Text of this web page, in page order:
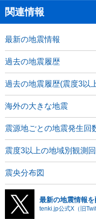
関連情報
最新の地震情報
過去の地震履歴
過去の地震履歴(震度3以
海外の大きな地震
震源地ごとの地震発生回
震度3以上の地域別観測
震央分布図
最新の地震情報を
tenki.jp公式X（旧